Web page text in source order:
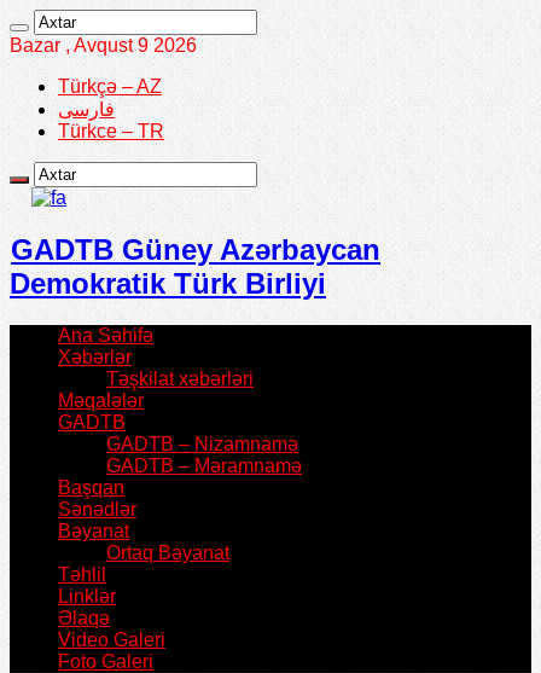
Bazar , Avqust 9 2026
Türkçə – AZ
فارسی
Türkce – TR
GADTB Güney Azərbaycan
Demokratik Türk Birliyi
Ana Səhifə
Xəbərlər
Təşkilat xəbərləri
Məqalələr
GADTB
GADTB – Nizamnamə
GADTB – Məramnamə
Başqan
Sənədlər
Bəyanat
Ortaq Bəyanat
Təhlil
Linklər
Əlaqə
Video Galeri
Foto Galeri